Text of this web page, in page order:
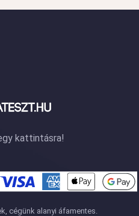
kattintásra!
cégünk alanyi áfamentes.